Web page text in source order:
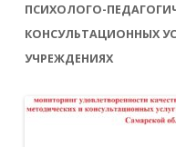
ПСИХОЛОГО-
КОНСУЛЬТАЦИОННЫХ
УЧРЕЖДЕНИЯХ